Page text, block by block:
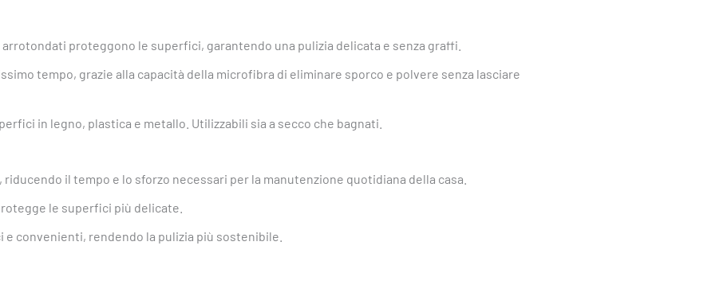
proteggono le superfici, garantendo una pulizia delicata e senza graffi.
tempo, grazie alla capacità della microfibra di eliminare sporco e polvere senza lasciare
in legno, plastica e metallo. Utilizzabili sia a secco che bagnati.
il tempo e lo sforzo necessari per la manutenzione quotidiana della casa.
le superfici più delicate.
convenienti, rendendo la pulizia più sostenibile.